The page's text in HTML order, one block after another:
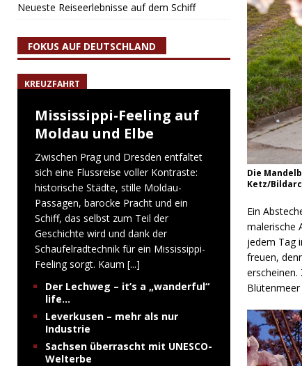
Die
Ketz/
Ein
malerische
jedem Tag
freuen,
Blütenmeer
Neueste Reiseerlebnisse auf dem Schiff
FOKUS AUF DEUTSCHLAND
KREUZFAHRT
Mississippi-Feeling auf
Moldau und Elbe
Zwischen Prag und Dresden entfaltet
sich eine Flussreise voller Kontraste:
historische Städte, stille Moldau-
Passagen, barocke Pracht und ein
Schiff, das selbst zum Teil der
Geschichte wird und dank der
Schaufelradtechnik für ein Mississippi-
Feeling sorgt. Kaum [...]
Der Lechweg – it’s a „wanderful“
life…
Leverkusen – mehr als nur
Industrie
Sachsen überrascht mit UNESCO-
Welterbe